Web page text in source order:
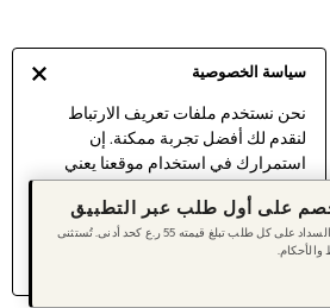
سياسة الخصوصية
نحن نستخدم ملفات تعريف الارتباط
لنقدم لك أفضل تجربة ممكنة. إن
استمرارك في استخدام موقعنا يعني
الارتباط.
اكتشف المزيد عن إدارة إعدادات ملفات
تعريف الارتباط (الكوكيز).
Women's
Women's
Cover
يُطبق العرض تلقائيًا في صفحة السداد على كل طلب تبلغ قيمته 55 ر.ع كحد أدنى. تُستثنى